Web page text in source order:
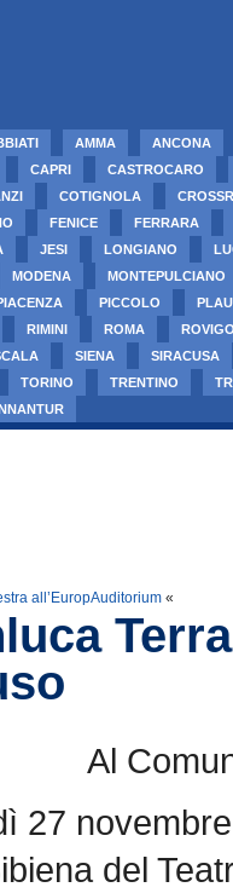
AMMA
ANCONA
CAPRI
CASTROCARO
COTIGNOLA
FENICE
FERRARA
JESI LONGIANO
MODENA
MONTEPULCIANO
PICCOLO
RIMINI ROMA
SIENA
SIRACUSA
TORINO TRENTINO
all’EuropAuditorium «
Al
27
del